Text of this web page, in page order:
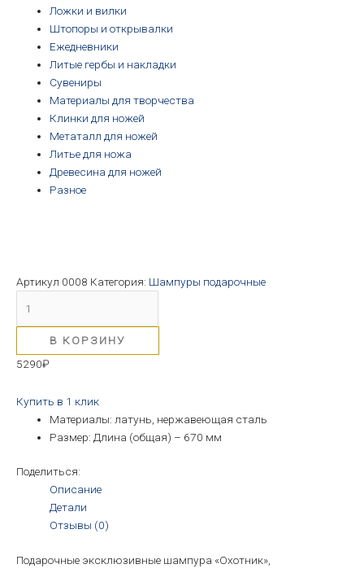
Ложки и вилки
Штопоры и открывалки
Ежедневники
Литые гербы и накладки
Сувениры
Материалы для творчества
Клинки для ножей
Метаталл для ножей
Литье для ножа
Древесина для ножей
Разное
Артикул 0008 Категория: Шампуры подарочные
В КОРЗИНУ
5290₽
Купить в 1 клик
Материалы: латунь, нержавеющая сталь
Размер: Длина (общая) – 670 мм
Поделиться:
Описание
Детали
Отзывы (0)
Подарочные эксклюзивные шампура «Охотник»,